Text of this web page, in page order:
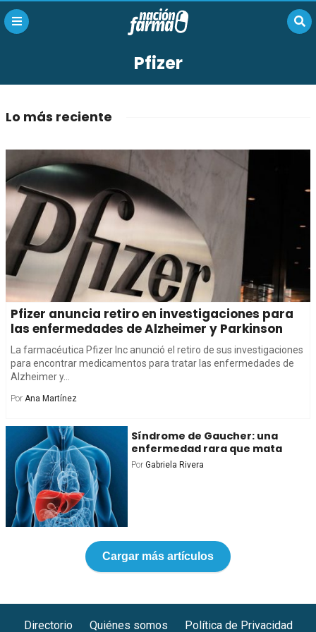
Pfizer
Lo más reciente
Pfizer anuncia retiro en investigaciones para
las enfermedades de Alzheimer y Parkinson
La farmacéutica Pfizer Inc anunció el retiro de sus investigaciones
para encontrar medicamentos para tratar las enfermedades de
Alzheimer y...
Por Ana Martínez
Síndrome de Gaucher: una
enfermedad rara que mata
Por Gabriela Rivera
Cargar más artículos
Directorio Quiénes somos Política de Privacidad